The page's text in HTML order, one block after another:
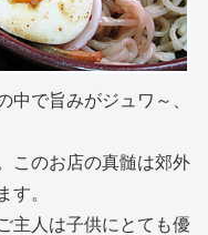
中で旨みがジュワ～、
このお店の真髄は郊外
す。
主人は子供にとても優